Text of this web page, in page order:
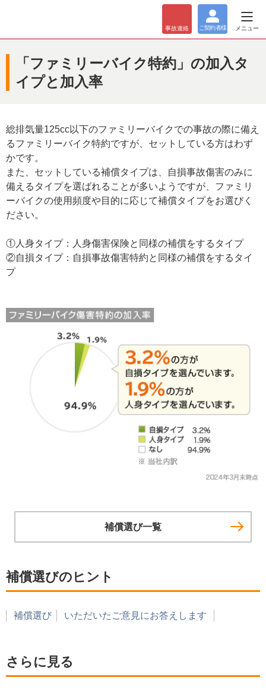
事故連絡 ご契約者様 メニュー
「ファミリーバイク特約」の加入タ
イプと加入率
総排気量125cc以下のファミリーバイクでの事故の際に備え
るファミリーバイク特約ですが、セットしている方はわず
かです。
また、セットしている補償タイプは、自損事故傷害のみに
備えるタイプを選ばれることが多いようですが、ファミリ
ーバイクの使用頻度や目的に応じて補償タイプをお選びく
ださい。
①人身タイプ：人身傷害保険と同様の補償をするタイプ
②自損タイプ：自損事故傷害特約と同様の補償をするタイ
プ
補償選び一覧
補償選びのヒント
補償選び いただいたご意見にお答えします
さらに見る